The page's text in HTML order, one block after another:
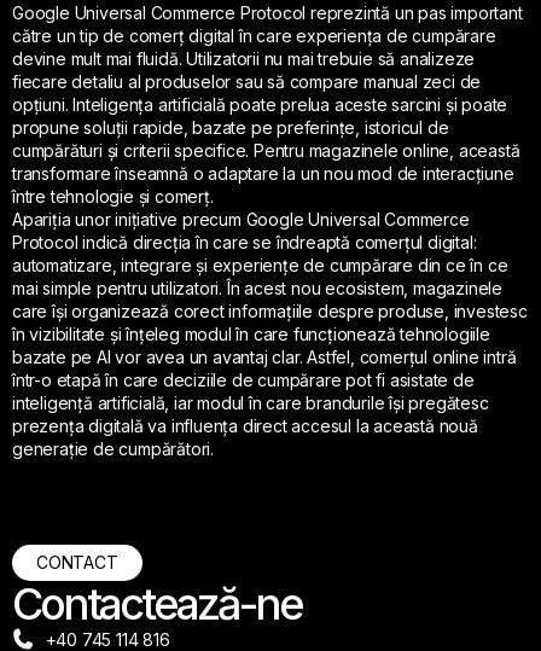
Google Universal Commerce Protocol reprezintă un pas important
către un tip de comerț digital în care experiența de cumpărare
devine mult mai fluidă. Utilizatorii nu mai trebuie să analizeze
fiecare detaliu al produselor sau să compare manual zeci de
opțiuni. Inteligența artificială poate prelua aceste sarcini și poate
propune soluții rapide, bazate pe preferințe, istoricul de
cumpărături și criterii specifice. Pentru magazinele online, această
transformare înseamnă o adaptare la un nou mod de interacțiune
între tehnologie și comerț.
Apariția unor inițiative precum Google Universal Commerce
Protocol indică direcția în care se îndreaptă comerțul digital:
automatizare, integrare și experiențe de cumpărare din ce în ce
mai simple pentru utilizatori. În acest nou ecosistem, magazinele
care își organizează corect informațiile despre produse, investesc
în vizibilitate și înțeleg modul în care funcționează tehnologiile
bazate pe AI vor avea un avantaj clar. Astfel, comerțul online intră
într-o etapă în care deciziile de cumpărare pot fi asistate de
inteligență artificială, iar modul în care brandurile își pregătesc
prezența digitală va influența direct accesul la această nouă
generație de cumpărători.
CONTACT
Contactează-ne
+40 745 114 816